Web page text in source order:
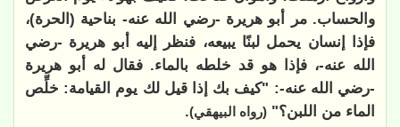
والحساب. مر أبو هريرة -رضي الله عنه- بناحية (الحرة)،
فإذا إنسان يحمل لبنًا يبيعه، فنظر إليه أبو هريرة -رضي
الله عنه-، فإذا هو قد خلطه بالماء. فقال له أبو هريرة
-رضي الله عنه-: "كيف بك إذا قيل لك يوم القيامة: خلِّص
الماء من اللبن؟" (رواه البيهقي).